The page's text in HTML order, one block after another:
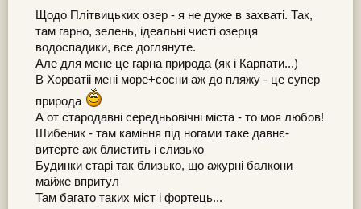
Щодо Плітвицьких озер - я не дуже в захваті. Так,
там гарно, зелень, ідеальні чисті озерця
водоспадики, все доглянуте.
Але для мене це гарна природа (як і Карпати...)
В Хорватіі мені море+сосни аж до пляжу - це супер
природа
А от стародавні середньовічні міста - то моя любов!
Шибеник - там каміння під ногами таке давнє-
витерте аж блистить і слизько
Будинки старі так близько, що ажурні балкони
майже впритул
Там багато таких міст і фортець...